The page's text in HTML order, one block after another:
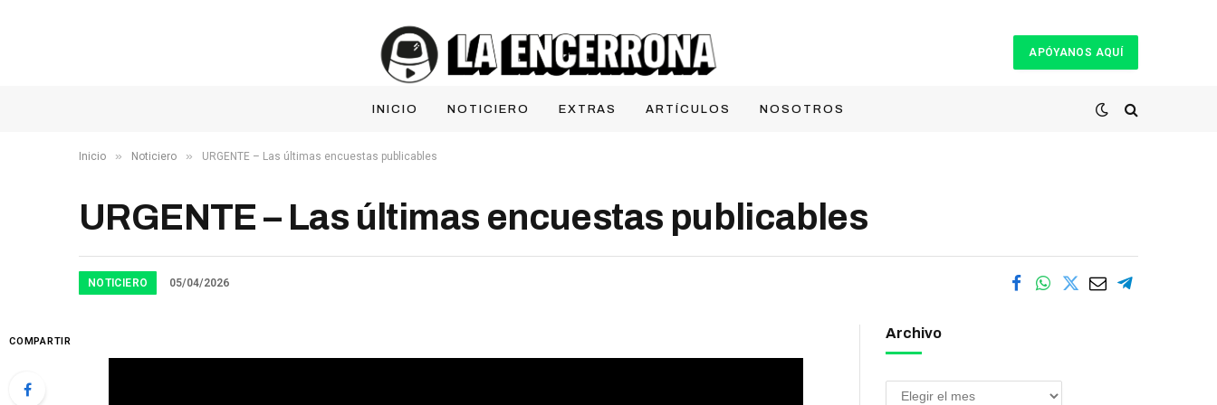
APÓYANOS AQUÍ
INICIO NOTICIERO EXTRAS ARTÍCULOS NOSOTROS
Inicio » Noticiero » URGENTE – Las últimas encuestas publicables
URGENTE – Las últimas encuestas publicables
NOTICIERO 05/04/2026
COMPARTIR
Archivo